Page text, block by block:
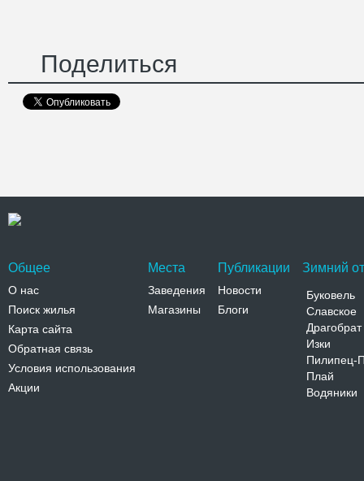
Поделиться
Общее
О нас
Поиск жилья
Карта сайта
Обратная связь
Условия использования
Акции
Места
Заведения
Магазины
Публикации
Новости
Блоги
Зимний
Буковель
Славское
Драгобрат
Изки
Пилипец-
Плай
Водяники